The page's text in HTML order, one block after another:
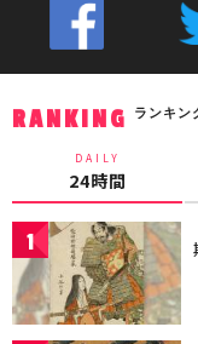
RANKING ランキン
DAILY
24時間
1